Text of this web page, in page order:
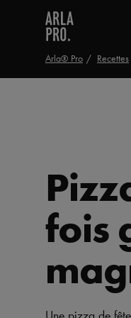
Arla® Pro Recettes
fois
Une pizza de